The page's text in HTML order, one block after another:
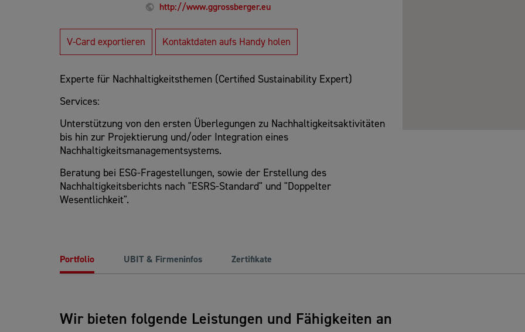
http://www.ggrossberger.eu
V-Card exportieren Kontaktdaten aufs Handy holen
Experte für Nachhaltigkeitsthemen (Certified Sustainability Expert)
Services:
Unterstützung von den ersten Überlegungen zu Nachhaltigkeitsaktivitäten
bis hin zur Projektierung und/oder Integration eines
Nachhaltigkeitsmanagementsystems.
Beratung bei ESG-Fragestellungen, sowie der Erstellung des
Nachhaltigkeitsberichts nach "ESRS-Standard" und "Doppelter
Wesentlichkeit".
Portfolio UBIT & Firmeninfos Zertifikate
Wir bieten folgende Leistungen und Fähigkeiten an